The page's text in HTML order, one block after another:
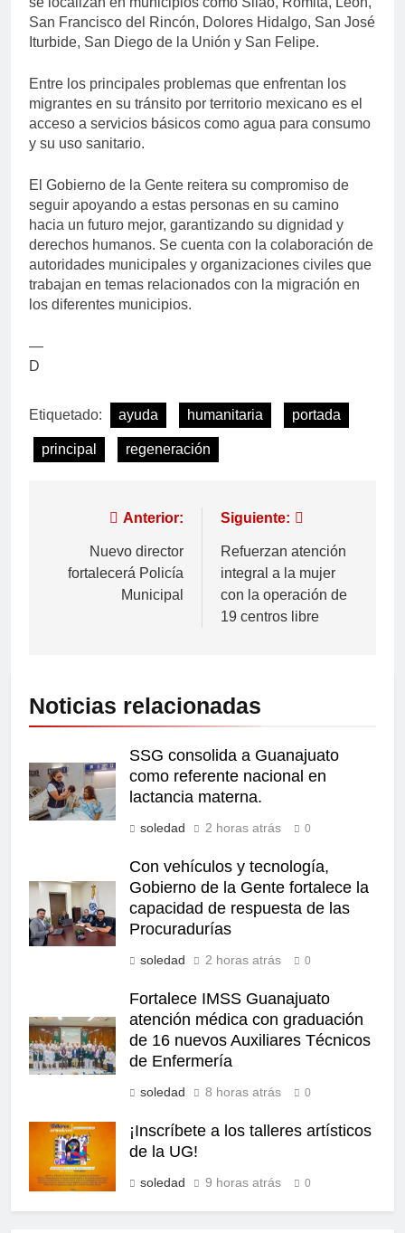
San Francisco del Rincón, Dolores Hidalgo, San José
Iturbide, San Diego de la Unión y San Felipe.
Entre los principales problemas que enfrentan los
migrantes en su tránsito por territorio mexicano es el
acceso a servicios básicos como agua para consumo
y su uso sanitario.
El Gobierno de la Gente reitera su compromiso de
seguir apoyando a estas personas en su camino
hacia un futuro mejor, garantizando su dignidad y
derechos humanos. Se cuenta con la colaboración de
autoridades municipales y organizaciones civiles que
trabajan en temas relacionados con la migración en
los diferentes municipios.
—
D
Etiquetado: ayuda humanitaria portada
principal regeneración
Anterior:
Nuevo director
fortalecerá Policía
Municipal
Siguiente:
Refuerzan atención
integral a la mujer
con la operación de
19 centros libre
Noticias relacionadas
SSG consolida a Guanajuato
como referente nacional en
lactancia materna.
soledad 2 horas atrás 0
Con vehículos y tecnología,
Gobierno de la Gente fortalece la
capacidad de respuesta de las
Procuradurías
soledad 2 horas atrás 0
Fortalece IMSS Guanajuato
atención médica con graduación
de 16 nuevos Auxiliares Técnicos
de Enfermería
soledad 8 horas atrás 0
¡Inscríbete a los talleres artísticos
de la UG!
soledad 9 horas atrás 0